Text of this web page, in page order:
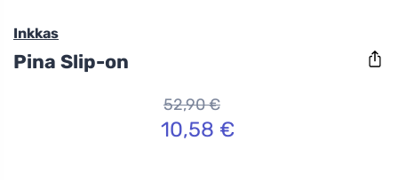
Inkkas
Pina Slip-on
52,90 €
10,58 €